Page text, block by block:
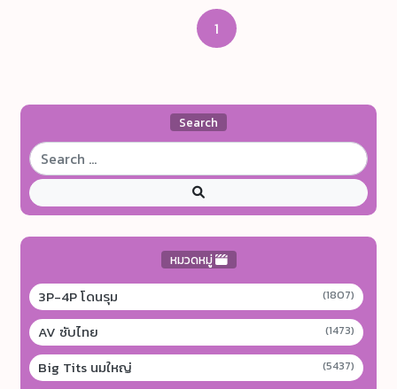
1
Search
หมวดหมู่
3P-4P โดนรุม (1807)
AV ซับไทย (1473)
Big Tits นมใหญ่ (5437)